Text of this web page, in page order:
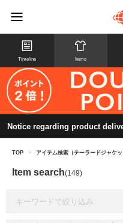
Timeline Items
Notice regarding product
TOP > アイテム検索（テーラードジャケ
Item search(149)